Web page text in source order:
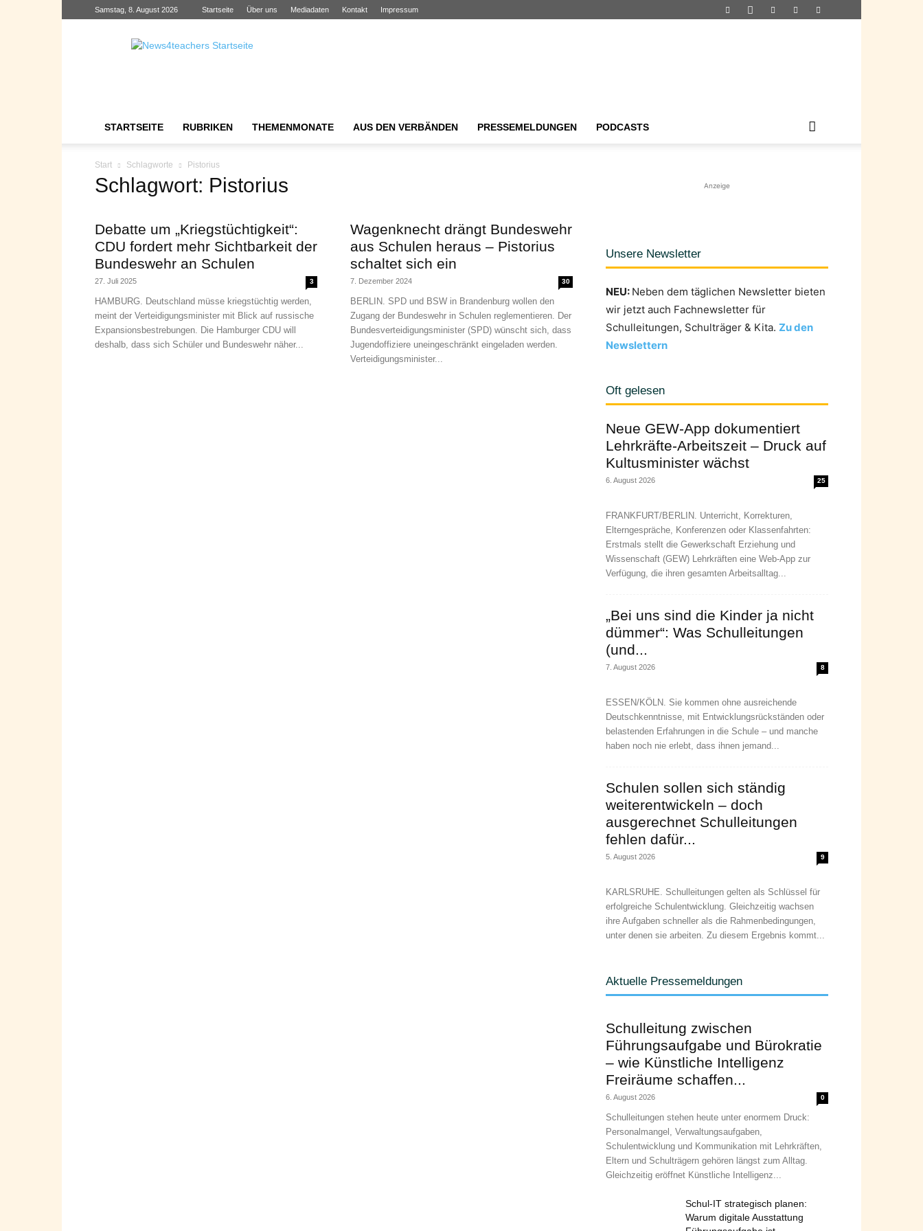
Samstag, 8. August 2026 Startseite Über uns Mediadaten Kontakt Impressum
News4teachers
STARTSEITE RUBRIKEN THEMENMONATE AUS DEN VERBÄNDEN PRESSEMELDUNGEN PODCASTS
Start Schlagworte Pistorius
Schlagwort: Pistorius
Debatte um „Kriegstüchtigkeit“:
CDU fordert mehr Sichtbarkeit der
Bundeswehr an Schulen
27. Juli 2025 3
HAMBURG. Deutschland müsse kriegstüchtig werden,
meint der Verteidigungsminister mit Blick auf russische
Expansionsbestrebungen. Die Hamburger CDU will
deshalb, dass sich Schüler und Bundeswehr näher...
Wagenknecht drängt Bundeswehr
aus Schulen heraus – Pistorius
schaltet sich ein
7. Dezember 2024 30
BERLIN. SPD und BSW in Brandenburg wollen den
Zugang der Bundeswehr in Schulen reglementieren. Der
Bundesverteidigungsminister (SPD) wünscht sich, dass
Jugendoffiziere uneingeschränkt eingeladen werden.
Verteidigungsminister...
Anzeige
Unsere Newsletter
NEU: Neben dem täglichen Newsletter bieten
wir jetzt auch Fachnewsletter für
Schulleitungen, Schulträger & Kita. Zu den
Newslettern
Oft gelesen
Neue GEW-App dokumentiert
Lehrkräfte-Arbeitszeit – Druck auf
Kultusminister wächst
6. August 2026 25
FRANKFURT/BERLIN. Unterricht, Korrekturen,
Elterngespräche, Konferenzen oder Klassenfahrten:
Erstmals stellt die Gewerkschaft Erziehung und
Wissenschaft (GEW) Lehrkräften eine Web-App zur
Verfügung, die ihren gesamten Arbeitsalltag...
„Bei uns sind die Kinder ja nicht
dümmer“: Was Schulleitungen
(und...
7. August 2026 8
ESSEN/KÖLN. Sie kommen ohne ausreichende
Deutschkenntnisse, mit Entwicklungsrückständen oder
belastenden Erfahrungen in die Schule – und manche
haben noch nie erlebt, dass ihnen jemand...
Schulen sollen sich ständig
weiterentwickeln – doch
ausgerechnet Schulleitungen
fehlen dafür...
5. August 2026 9
KARLSRUHE. Schulleitungen gelten als Schlüssel für
erfolgreiche Schulentwicklung. Gleichzeitig wachsen
ihre Aufgaben schneller als die Rahmenbedingungen,
unter denen sie arbeiten. Zu diesem Ergebnis kommt...
Aktuelle Pressemeldungen
Schulleitung zwischen
Führungsaufgabe und Bürokratie
– wie Künstliche Intelligenz
Freiräume schaffen...
6. August 2026 0
Schulleitungen stehen heute unter enormem Druck:
Personalmangel, Verwaltungsaufgaben,
Schulentwicklung und Kommunikation mit Lehrkräften,
Eltern und Schulträgern gehören längst zum Alltag.
Gleichzeitig eröffnet Künstliche Intelligenz...
Schul-IT strategisch planen:
Warum digitale Ausstattung